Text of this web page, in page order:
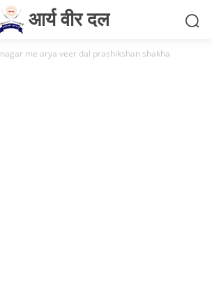
आर्य वीर दल
me arya veer dal prashikshan shakha